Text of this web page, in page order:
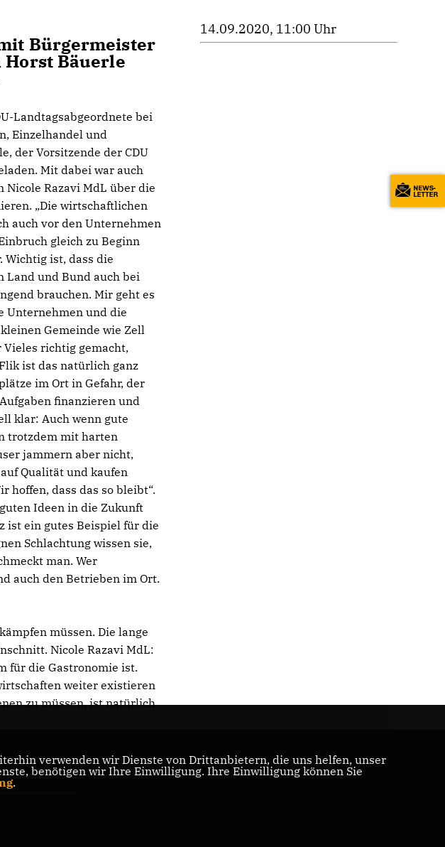
Bürgermeister
Bäuerle
Landtagsabgeordnete bei
Einzelhandel und
der Vorsitzende der CDU
Mit dabei war auch
Razavi MdL über die
„Die wirtschaftlichen
auch vor den Unternehmen
gleich zu Beginn
Wichtig ist, dass die
Land und Bund auch bei
brauchen. Mir geht es
Unternehmen und die
Gemeinde wie Zell
richtig gemacht,
ist das natürlich ganz
im Ort in Gefahr, der
finanzieren und
klar: Auch wenn gute
trotzdem mit harten
jammern aber nicht,
Qualität und kaufen
hoffen, dass das so bleibt“.
Ideen in die Zukunft
ist ein gutes Beispiel für die
Schlachtung wissen sie,
man. Wer
auch den Betrieben im Ort.
müssen. Die lange
Nicole Razavi MdL:
für die Gastronomie ist.
weiter existieren
zu müssen, ist natürlich
14.09.2020, 11:00 Uhr
verwenden wir Dienste von Drittanbietern, die uns helfen, unser
benötigen wir Ihre Einwilligung. Ihre Einwilligung können Sie
.